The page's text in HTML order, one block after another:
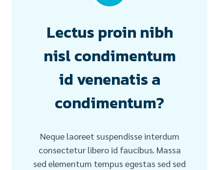
Lectus proin nibh
nisl condimentum
id venenatis a
condimentum?
Neque laoreet suspendisse interdum
consectetur libero id faucibus. Massa
sed elementum tempus egestas sed sed